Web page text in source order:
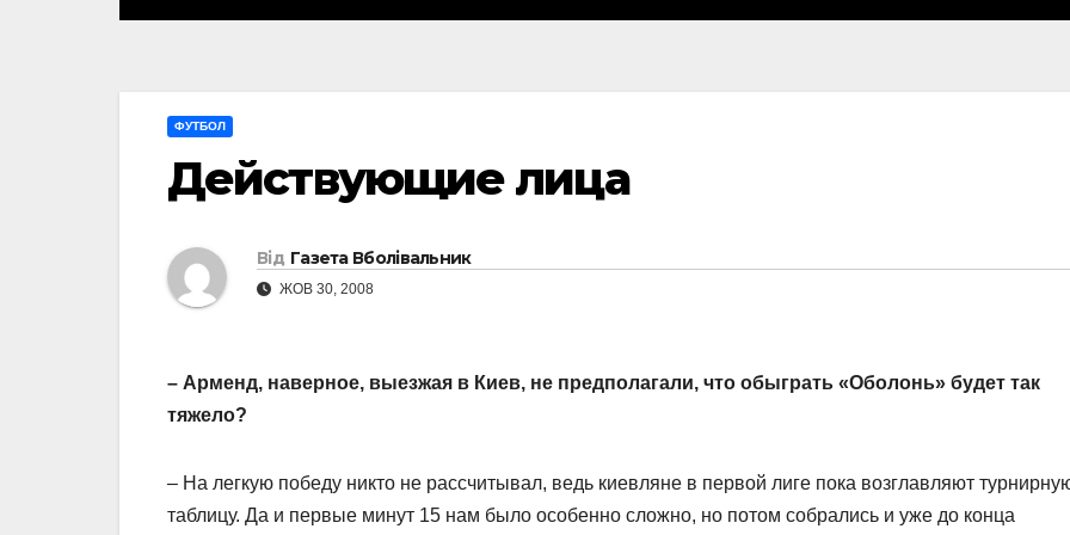
ФУТБОЛ
Действующие лица
Від Газета Вболівальник
ЖОВ 30, 2008
– Арменд, наверное, выезжая в Киев, не предполагали, что обыграть «Оболонь» будет так
тяжело?
– На легкую победу никто не рассчитывал, ведь киевляне в первой лиге пока возглавляют
таблицу. Да и первые минут 15 нам было особенно сложно, но потом собрались и уже до конца